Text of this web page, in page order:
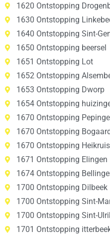
1620 Ontstopping
1630 Ontstopping
1640 Ontstopping Sint-
1650 Ontstopping beersel
1651 Ontstopping Lot
1652 Ontstopping
1653 Ontstopping Dworp
1654 Ontstopping
1670 Ontstopping
1670 Ontstopping
1670 Ontstopping Heikruis
1671 Ontstopping Elingen
1674 Ontstopping
1700 Ontstopping Dilbeek
1700 Ontstopping Sint-
1700 Ontstopping Sint-
1701 Ontstopping